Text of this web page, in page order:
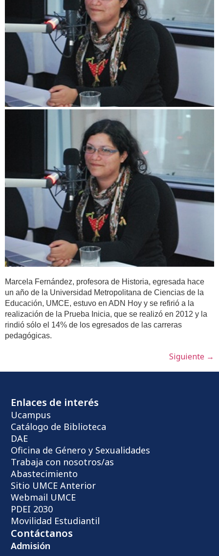
Marcela Fernández, profesora de Historia, egresada hace
un año de la Universidad Metropolitana de Ciencias de la
Educación, UMCE, estuvo en ADN Hoy y se refirió a la
realización de la Prueba Inicia, que se realizó en 2012 y la
rindió sólo el 14% de los egresados de las carreras
pedagógicas.
Siguiente →
Enlaces de interés
Ucampus
Catálogo de Biblioteca
DAE
Oficina de Género y Sexualidades
Trabaja con nosotros/as
Abastecimiento
Sitio UMCE Anterior
Webmail UMCE
PDEI 2030
Movilidad Estudiantil
Contáctanos
Admisión